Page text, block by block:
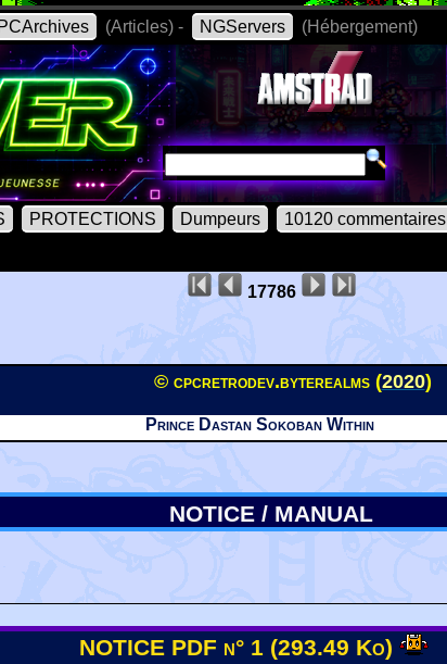
(Articles) - NGServers (Hébergement)
PROTECTIONS Dumpeurs 10120 commentaires
17786
© cpcretrodev.byterealms (2020)
Prince Dastan Sokoban Within
NOTICE / MANUAL
NOTICE PDF n° 1 (293.49 Ko)